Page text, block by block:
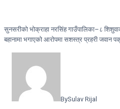
सुनसरीको भोक्राहा नरसिंह गाउँपालिका–८
बहानामा भगाएको आरोपमा सशस्त्र प्रहरी जवान
BySulav Rijal